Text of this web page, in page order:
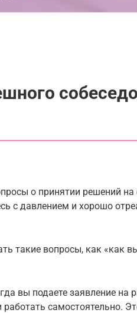
о принятии решений на
с давлением и хорошо
такие вопросы, как «как
вы подаете заявление на
самостоятельно.